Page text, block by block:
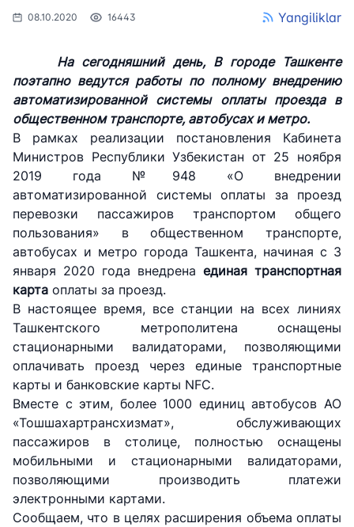
08.10.2020 16443 Yangiliklar
На сегодняшний день, В городе Ташкенте
поэтапно ведутся работы по полному внедрению
автоматизированной системы оплаты проезда в
общественном транспорте, автобусах и метро.
В рамках реализации постановления Кабинета
Министров Республики Узбекистан от 25 ноября
2019 года №948 «О внедрении
автоматизированной системы оплаты за проезд
перевозки пассажиров транспортом общего
пользования» в общественном транспорте,
автобусах и метро города Ташкента, начиная с 3
января 2020 года внедрена единая транспортная
карта оплаты за проезд.
В настоящее время, все станции на всех линиях
Ташкентского метрополитена оснащены
стационарными валидаторами, позволяющими
оплачивать проезд через единые транспортные
карты и банковские карты NFC.
Вместе с этим, более 1000 единиц автобусов АО
«Тошшахартрансхизмат», обслуживающих
пассажиров в столице, полностью оснащены
мобильными и стационарными валидаторами,
позволяющими производить платежи
электронными картами.
Сообщаем, что в целях расширения объема оплаты